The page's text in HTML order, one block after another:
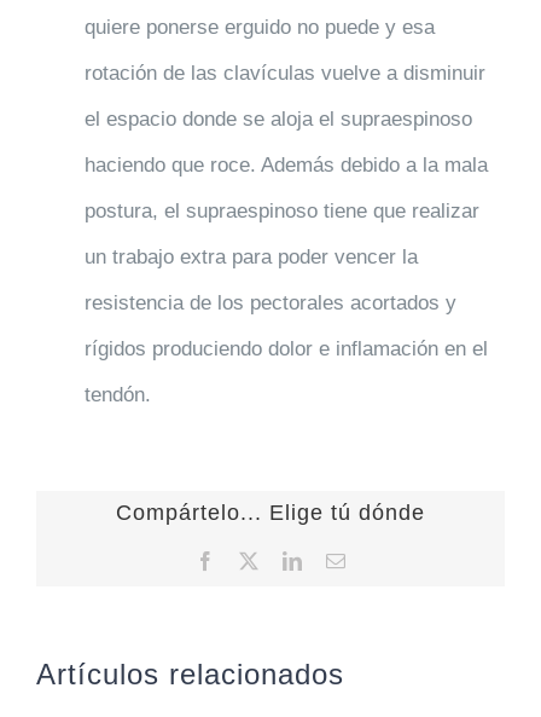
quiere ponerse erguido no puede y esa
rotación de las clavículas vuelve a disminuir
el espacio donde se aloja el supraespinoso
haciendo que roce. Además debido a la mala
postura, el supraespinoso tiene que realizar
un trabajo extra para poder vencer la
resistencia de los pectorales acortados y
rígidos produciendo dolor e inflamación en el
tendón.
Compártelo... Elige tú dónde
Facebook LinkedInCorreo
Artículos relacionados